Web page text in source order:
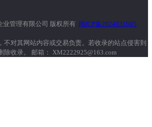
业管理有限公司 版权所有 闽ICP备2024031605
不对其网站内容或交易负责。若收录的站点侵害到
除收录。 邮箱： XM2222925@163.com